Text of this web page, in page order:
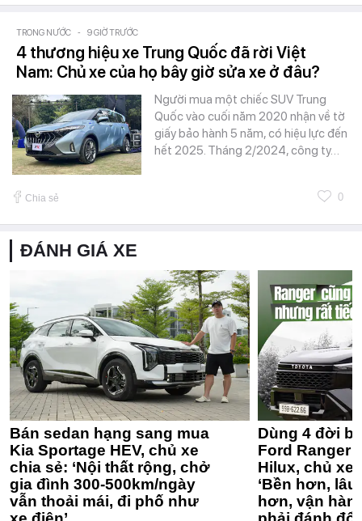
TRONG NƯỚC - 9 GIỜ TRƯỚC
4 thương hiệu xe Trung Quốc đã rời Việt
Nam: Chủ xe của họ bây giờ sửa xe ở đâu?
Người mua một chiếc SUV Trung
Quốc vào cuối năm 2020 nhận về tờ
giấy bảo hành 5 năm, có hiệu lực đến
hết 2025. Tháng 2/2024, công ty…
Chia sẻ 0
ĐÁNH GIÁ XE
Bán sedan hạng sang mua
Kia Sportage HEV, chủ xe
chia sẻ: ‘Nội thất rộng, chở
gia đình 300-500km/ngày
vẫn thoải mái, đi phố như
Dùng 4 đời
Ford Ranger
Hilux, chủ xe
‘Bền hơn,
hơn, vận